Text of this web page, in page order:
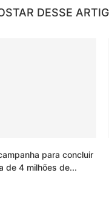
DESSE
para concluir
de 4 milhões de...